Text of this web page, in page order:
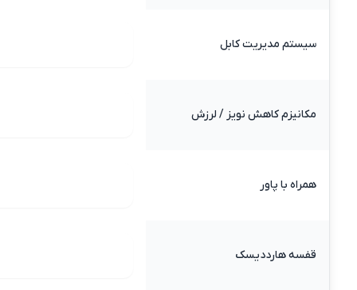
سیستم مدیریت کابل
مکانیزم کاهش نویز / لرزش
همراه با پاور
قفسه هارددیسک